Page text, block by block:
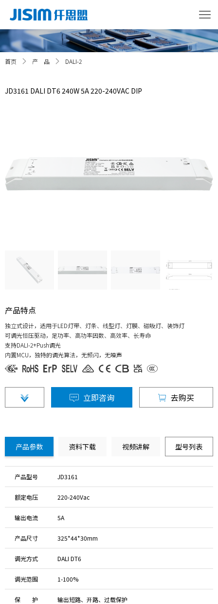
首页 产 品 DALI-2
JD3161 DALI DT6 240W 5A 220-240VAC DIP
产品特点
独立式设计，适用于LED灯带、灯条、线型灯、灯膜、磁吸灯、装饰灯
可调光恒压驱动，足功率、高功率因数、高效率、长寿命
支持DALI-2+Push调光
内置MCU，独特的调光算法，无频闪，无噪声
立即咨询 去购买
产品参数 资料下载 视频讲解 型号列表
产品型号 JD3161
额定电压 220-240Vac
输出电流 5A
产品尺寸 325*44*30mm
调光方式 DALI DT6
调光范围 1-100%
保 护 输出短路、开路、过载保护